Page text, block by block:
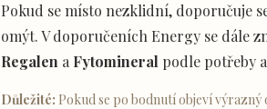
Pokud se místo nezklidní, doporučuje
omýt. V doporučeních Energy se dále
Regalen a Fytomineral podle potřeby
Důležité: Pokud se po bodnutí objeví